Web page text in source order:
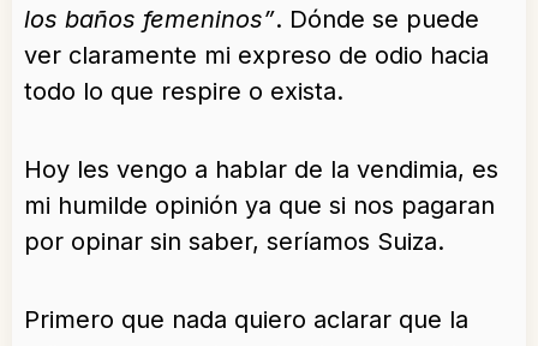
los baños femeninos”. Dónde se puede
ver claramente mi expreso de odio hacia
todo lo que respire o exista.
Hoy les vengo a hablar de la vendimia, es
mi humilde opinión ya que si nos pagaran
por opinar sin saber, seríamos Suiza.
Primero que nada quiero aclarar que la